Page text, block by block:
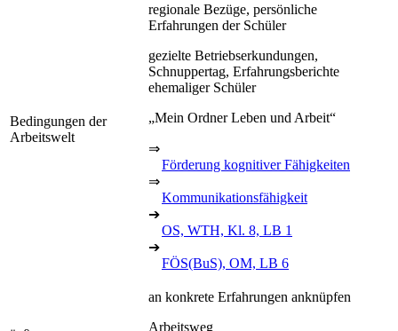
Bedingungen der
Arbeitswelt
regionale Bezüge, persönliche
Erfahrungen der Schüler
gezielte Betriebserkundungen,
Schnuppertag, Erfahrungsberichte
ehemaliger Schüler
„Mein Ordner Leben und Arbeit“
⇒
Förderung kognitiver Fähigkeiten
⇒
Kommunikationsfähigkeit
➔
OS, WTH, Kl. 8, LB 1
➔
FÖS(BuS), OM, LB 6
an konkrete Erfahrungen anknüpfen
Arbeitsweg